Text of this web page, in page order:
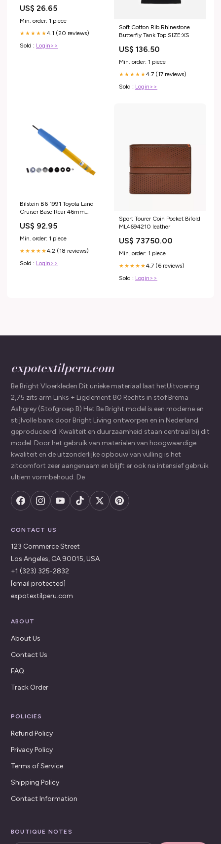
US$ 26.65
Min. order: 1 piece
★★★★★4.1 (20 reviews)
Sold : Login>>
Soft Cotton Rib Rhinestone
Butterfly Tank Top SIZE:XS
US$ 136.50
Min. order: 1 piece
★★★★★4.7 (17 reviews)
Sold : Login>>
Bilstein B6 1991 Toyota Land
Cruiser Base Rear 46mm
1981-gmc-c1500-suburban-
esi9233248
US$ 92.95
Min. order: 1 piece
★★★★★4.2 (18 reviews)
Sold : Login>>
Sport Tourer Coin Pocket Bifold
ML4694210 leather
US$ 73750.00
Min. order: 1 piece
★★★★★4.7 (6 reviews)
Sold : Login>>
expotextilperu.com
Be Bright Vloerkleden Dit unieke materiaal laat hetUitvoering
2,75 zits arm Links + Ligelement 80 Rechts in stof Brema
Ashgrey (Stofgroep B) Het Be Bright model is een moderne en
stijlvolle bank door Bright Living ontworpen en in Nederland
geproduceerd. Kwaliteit en duurzaamheid staan centraal bij dit
model. Door het gebruik van materialen van hoogwaardige
kwaliteit en de uitzonderlijke opbouw van vulling is het
zitcomfort zeer aangenaam en blijft er ook na intensief gebruik
ultiem vormbehoud. De
CONTACT US
123 Commerce Street
Los Angeles, CA 90015, USA
+1 (323) 325-2832
[email protected]
expotextilperu.com
ABOUT
About Us
Contact Us
FAQ
Track Order
POLICIES
Refund Policy
Privacy Policy
Terms of Service
Shipping Policy
Contact Information
BOUTIQUE NOTES